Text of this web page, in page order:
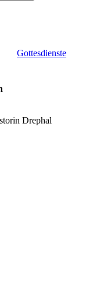
Gottesdienste
Drephal